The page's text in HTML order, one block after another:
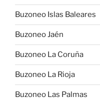
Buzoneo Islas Baleares
Buzoneo Jaén
Buzoneo La Coruña
Buzoneo La Rioja
Buzoneo Las Palmas